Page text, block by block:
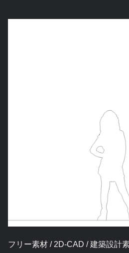
フリー素材 / 2D-CAD / 建築設計